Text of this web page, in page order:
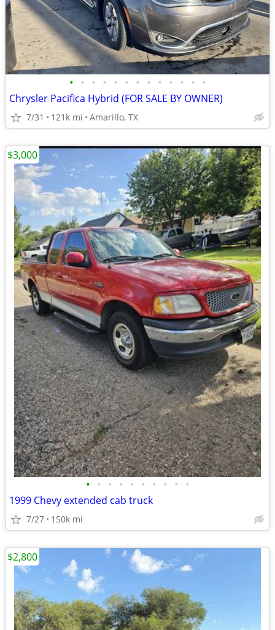
• • • • • • • • • • • • •
Chrysler Pacifica Hybrid (FOR SALE BY OWNER)
7/31 121k mi Amarillo, TX
• • • • • • • • • •
1999 Chevy extended cab truck
7/27 150k mi
$3,000
$2,800